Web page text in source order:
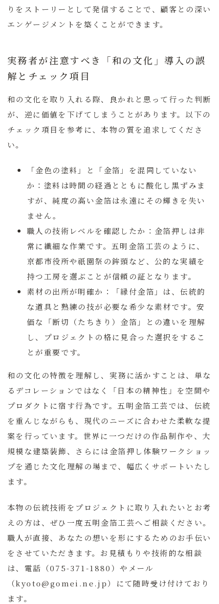
りをストーリーとして発信することで、顧客との深い
エンゲージメントを築くことができます。
実務者が注意すべき「和の文化」導入の誤
解とチェック項目
和の文化を取り入れる際、良かれと思って行った判断
が、逆に価値を下げてしまうことがあります。以下の
チェック項目を参考に、本物の質を追求してくださ
い。
「金色の塗料」と「金箔」を混同していない
か： 塗料は時間の経過とともに酸化し黒ずみま
すが、純度の高い金箔は永遠にその輝きを失い
ません。
職人の技術レベルを確認したか： 金箔押しは非
常に繊細な作業です。五明金箔工芸のように、
京都市役所や祇園祭の鉾頭など、公的な実績を
持つ工房を選ぶことが信頼の証となります。
素材の出所が明確か：
「縁付金箔」は、伝統的
な道具と熟練の技が必要な希少な素材です。安
価な「断切（たちきり）金箔」との違いを理解
し、プロジェクトの格に見合った選択をするこ
とが重要です。
和の文化の特徴を理解し、実務に活かすことは、単な
るデコレーションではなく「日本の精神性」を空間や
プロダクトに宿す行為です。五明金箔工芸では、伝統
を重んじながらも、現代のニーズに合わせた柔軟な提
案を行っています。世界に一つだけの作品制作や、大
規模な建築装飾、さらには金箔押し体験ワークショッ
プを通じた文化理解の場まで、幅広くサポートいたし
ます。
本物の伝統技術をプロジェクトに取り入れたいとお考
えの方は、ぜひ一度五明金箔工芸へご相談ください。
職人が直接、あなたの想いを形にするためのお手伝い
をさせていただきます。お見積もりや技術的な相談
は、電話（075-371-1880）やメール
（kyoto@gomei.ne.jp）にて随時受け付けており
ます。